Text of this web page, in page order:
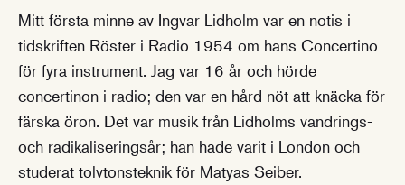
Mitt första minne av Ingvar Lidholm var en notis i
tidskriften Röster i Radio 1954 om hans Concertino
för fyra instrument. Jag var 16 år och hörde
concertinon i radio; den var en hård nöt att knäcka för
färska öron. Det var musik från Lidholms vandrings-
och radikaliseringsår; han hade varit i London och
studerat tolvtonsteknik för Matyas Seiber.